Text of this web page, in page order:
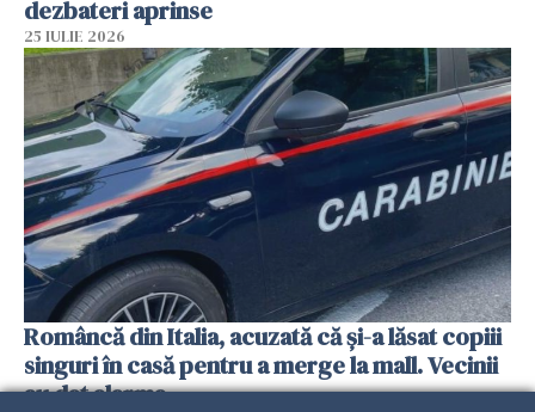
dezbateri aprinse
25 IULIE 2026
Româncă din Italia, acuzată că și-a lăsat copiii
singuri în casă pentru a merge la mall. Vecinii
au dat alarma